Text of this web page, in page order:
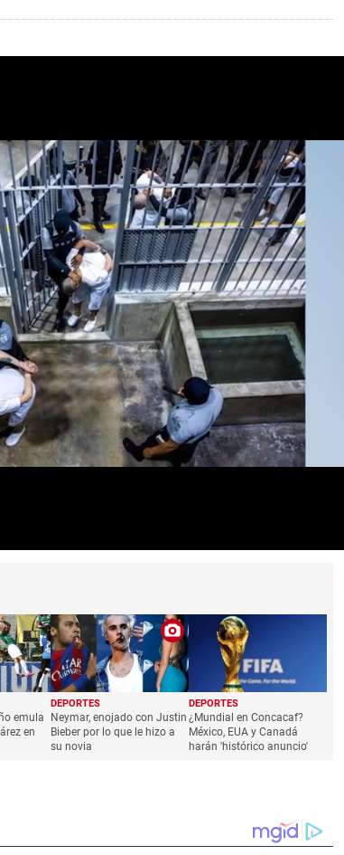
emula
en
DEPORTES
Neymar, enojado con Justin
Bieber por lo que le hizo a
su novia
DEPORTES
¿Mundial en Concacaf?
México, EUA y Canadá
harán 'histórico anuncio'